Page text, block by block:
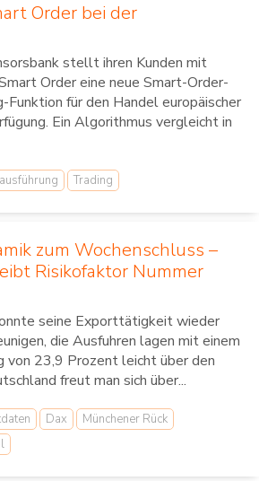
Order bei der
stellt ihren Kunden mit
Order eine neue Smart-Order-
Funktion für den Handel europäischer
Ein Algorithmus vergleicht in
Trading
zum Wochenschluss –
Risikofaktor Nummer
seine Exporttätigkeit wieder
die Ausfuhren lagen mit einem
von 23,9 Prozent leicht über den
freut man sich über...
Dax
Münchener Rück